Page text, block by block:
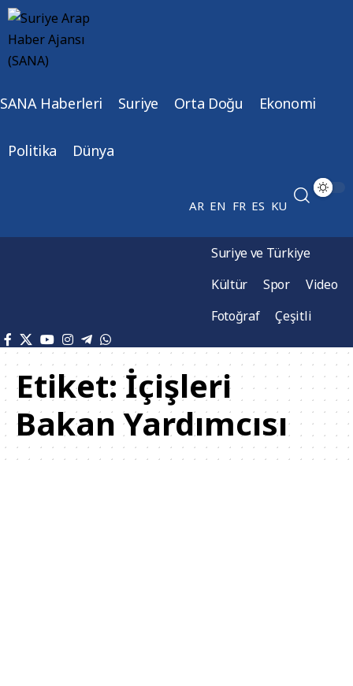
SANA Haberleri Suriye Orta Doğu Ekonomi
Politika Dünya
AR EN FR ES KU
Suriye ve Türkiye
Kültür
Spor
Video
Fotoğraf
Çeşitli
Etiket:İçişleri
Bakan Yardımcısı